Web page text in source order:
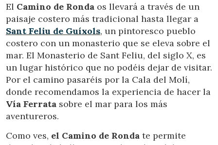
El Camino de Ronda os llevará a través de un
paisaje costero más tradicional hasta llegar a
Sant Feliu de Guíxols, un pintoresco pueblo
costero con un monasterio que se eleva sobre el
mar. El Monasterio de Sant Feliu, del siglo X, es
un lugar histórico que no podéis dejar de visitar.
Por el camino pasaréis por la Cala del Molí,
donde recomendamos la experiencia de hacer la
Vía Ferrata sobre el mar para los más
aventureros.
Como ves, el Camino de Ronda te permite